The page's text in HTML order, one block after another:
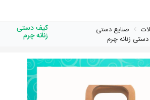
صنایع دستی
زنانه چرم
کیف دستی
زنانه چرم